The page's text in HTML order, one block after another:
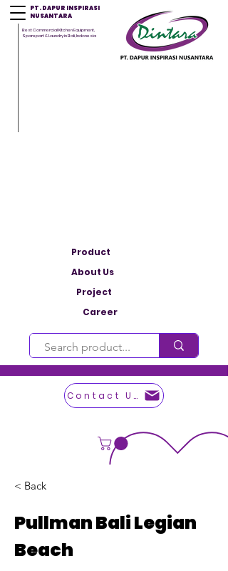
PT. DAPUR INSPIRASI
NUSANTARA
Best Commercial Kitchen Equipment,
Sparepart & Laundry in Bali, Indonesia
Career
Contact Us
Product
About Us
Project
< Back
Pullman Bali Legian
Beach